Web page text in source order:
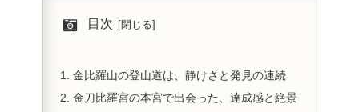
目次
金比羅山の登山道は、静けさと発見の連続
金刀比羅宮の本宮で出会った、達成感と絶景